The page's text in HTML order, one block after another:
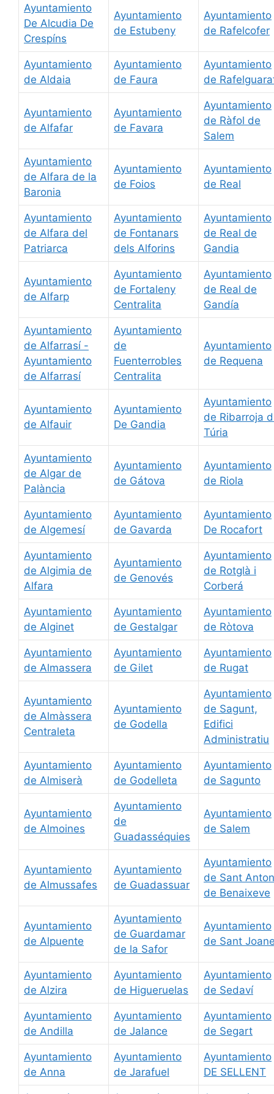
Ayuntamiento
De Alcudia De
Crespíns
Ayuntamiento
de Estubeny
Ayuntamiento
de Rafelcofer
Ayuntamiento
de Aldaia
Ayuntamiento
de Faura
Ayuntamiento
de
Ayuntamiento
de Alfafar
Ayuntamiento
de Favara
Ayuntamiento
de Ràfol de
Salem
Ayuntamiento
de Alfara de la
Baronia
Ayuntamiento
de Foios
Ayuntamiento
de Real
Ayuntamiento
de Alfara del
Patriarca
Ayuntamiento
de Fontanars
dels Alforins
Ayuntamiento
de Real de
Gandia
Ayuntamiento
de Alfarp
Ayuntamiento
de Fortaleny
Centralita
Ayuntamiento
de Real de
Gandía
Ayuntamiento
de Alfarrasí -
Ayuntamiento
de Alfarrasí
Ayuntamiento
de
Fuenterrobles
Centralita
Ayuntamiento
de Requena
Ayuntamiento
de Alfauir
Ayuntamiento
De Gandia
Ayuntamiento
de Ribarroja
Túria
Ayuntamiento
de Algar de
Palància
Ayuntamiento
de Gátova
Ayuntamiento
de Riola
Ayuntamiento
de Algemesí
Ayuntamiento
de Gavarda
Ayuntamiento
De Rocafort
Ayuntamiento
de Algimia de
Alfara
Ayuntamiento
de Genovés
Ayuntamiento
de Rotglà i
Corberá
Ayuntamiento
de Alginet
Ayuntamiento
de Gestalgar
Ayuntamiento
de Ròtova
Ayuntamiento
de Almassera
Ayuntamiento
de Gilet
Ayuntamiento
de Rugat
Ayuntamiento
de Almàssera
Centraleta
Ayuntamiento
de Godella
Ayuntamiento
de Sagunt,
Edifici
Administratiu
Ayuntamiento
de Almiserà
Ayuntamiento
de Godelleta
Ayuntamiento
de Sagunto
Ayuntamiento
de Almoines
Ayuntamiento
de
Guadasséquies
Ayuntamiento
de Salem
Ayuntamiento
de Almussafes
Ayuntamiento
de Guadassuar
Ayuntamiento
de Sant
de Benaixeve
Ayuntamiento
de Alpuente
Ayuntamiento
de Guardamar
de la Safor
Ayuntamiento
de Sant
Ayuntamiento
de Alzira
Ayuntamiento
de Higueruelas
Ayuntamiento
de Sedaví
Ayuntamiento
de Andilla
Ayuntamiento
de Jalance
Ayuntamiento
de Segart
Ayuntamiento
de Anna
Ayuntamiento
de Jarafuel
Ayuntamiento
DE SELLENT